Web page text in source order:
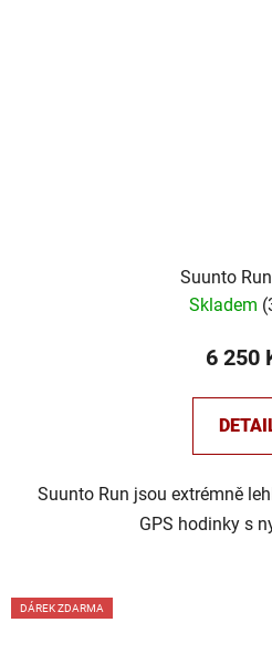
Suunto Run
Skladem (
6 250
Suunto Run jsou extrémně
GPS hodinky s
DÁREK ZDARMA